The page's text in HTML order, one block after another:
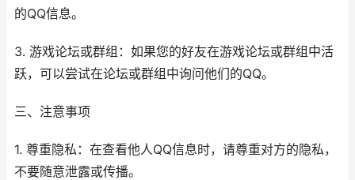
的QQ信息。
3. 游戏论坛或群组：如果您的好友在游戏论坛或群组中活
跃，可以尝试在论坛或群组中询问他们的QQ。
三、注意事项
1. 尊重隐私：在查看他人QQ信息时，请尊重对方的隐私，
不要随意泄露或传播。